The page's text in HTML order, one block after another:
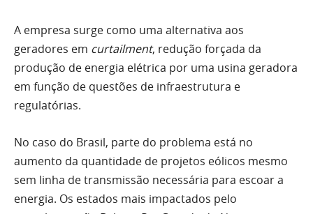
A empresa surge como uma alternativa aos
geradores em curtailment, redução forçada da
produção de energia elétrica por uma usina geradora
em função de questões de infraestrutura e
regulatórias.
No caso do Brasil, parte do problema está no
aumento da quantidade de projetos eólicos mesmo
sem linha de transmissão necessária para escoar a
energia. Os estados mais impactados pelo